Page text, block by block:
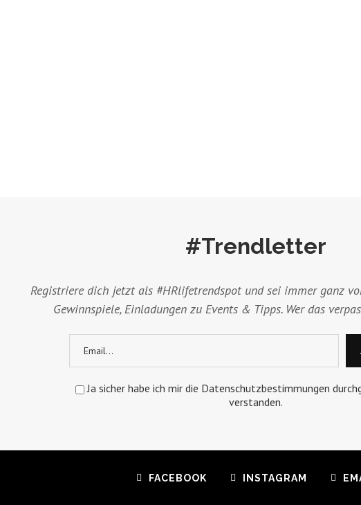
#Trendletter
Registriere dich jetzt als #HRlifetrendspot und sei immer ganz
Gewinnspiele, Einladungen zu Events & Tipps. Wer das
Ja sicher habe ich mir die Datenschutzbestimmungen
verstanden.
FACEBOOK INSTAGRAM